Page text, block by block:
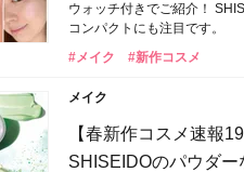
ウォッチ付きでご紹介！
コンパクトにも注目です。
#メイク
#新作コスメ
メイク
【春新作コスメ速報
SHISEIDOのパウダー